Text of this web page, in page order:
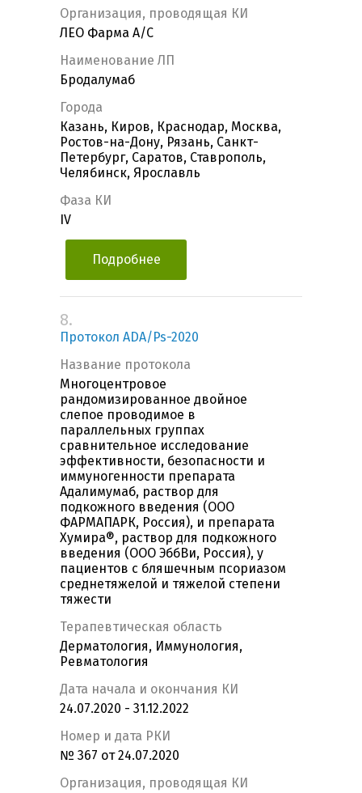
Организация, проводящая КИ
ЛЕО Фарма А/С
Наименование ЛП
Бродалумаб
Города
Казань, Киров, Краснодар, Москва,
Ростов-на-Дону, Рязань, Санкт-
Петербург, Саратов, Ставрополь,
Челябинск, Ярославль
Фаза КИ
IV
Подробнее
8.
Протокол ADA/Ps-2020
Название протокола
Многоцентровое
рандомизированное двойное
слепое проводимое в
параллельных группах
сравнительное исследование
эффективности, безопасности и
иммуногенности препарата
Адалимумаб, раствор для
подкожного введения (ООО
ФАРМАПАРК, Россия), и препарата
Хумира®, раствор для подкожного
введения (ООО ЭббВи, Россия), у
пациентов с бляшечным псориазом
среднетяжелой и тяжелой степени
тяжести
Терапевтическая область
Дерматология, Иммунология,
Ревматология
Дата начала и окончания КИ
24.07.2020 - 31.12.2022
Номер и дата РКИ
№ 367 от 24.07.2020
Организация, проводящая КИ